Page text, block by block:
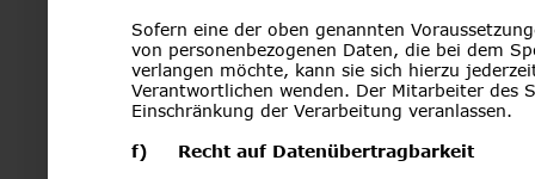
Sofern eine der oben genannten
von personenbezogenen Daten, die bei dem
verlangen möchte, kann sie sich hierzu
Verantwortlichen wenden. Der Mitarbeiter des
Einschränkung der Verarbeitung veranlassen.
f)     Recht auf Datenübertragbarkeit